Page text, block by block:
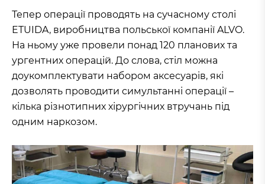
Тепер операції проводять на сучасному столі
ETUIDA, виробництва польської компанії ALVO.
На ньому уже провели понад 120 планових та
ургентних операцій. До слова, стіл можна
доукомплектувати набором аксесуарів, які
дозволять проводити симультанні операції –
кілька різнотипних хірургічних втручань під
одним наркозом.